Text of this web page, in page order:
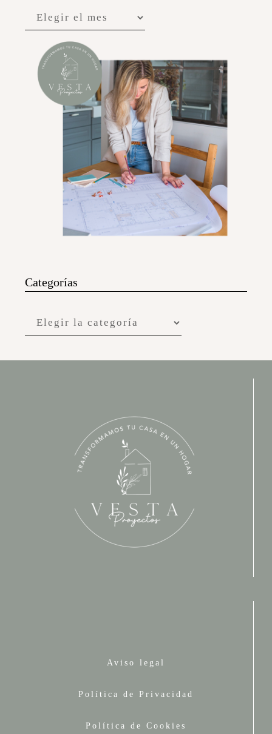
Categorías
Aviso legal
Política de Privacidad
Política de Cookies